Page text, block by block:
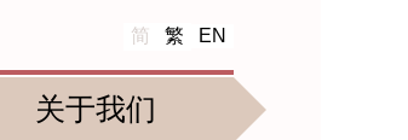
简 繁 EN
关于我们